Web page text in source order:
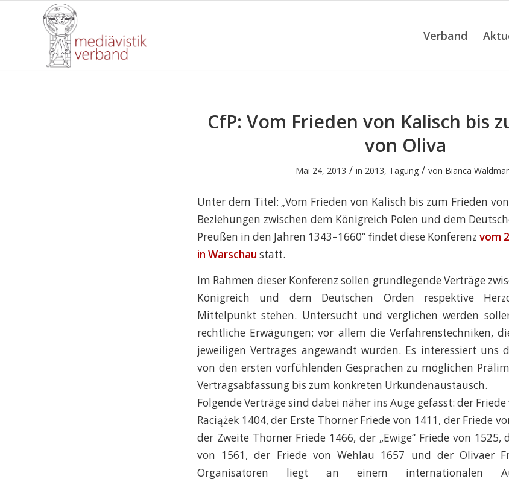
Verband
CfP: Vom Frieden von Kalisch bis
von Oliva
Mai 24, 2013 / in 2013, Tagung / von Bianca
Unter dem Titel: „Vom Frieden von Kalisch bis zum Frieden
Beziehungen zwischen dem Königreich Polen und dem
Preußen in den Jahren 1343–1660“ findet diese Konferenz vom
in Warschau statt.
Im Rahmen dieser Konferenz sollen grundlegende Verträge
Königreich und dem Deutschen Orden respektive
Mittelpunkt stehen. Untersucht und verglichen werden
rechtliche Erwägungen; vor allem die Verfahrenstechniken,
jeweiligen Vertrages angewandt wurden. Es interessiert uns
von den ersten vorfühlenden Gesprächen zu möglichen
Vertragsabfassung bis zum konkreten Urkundenaustausch.
Folgende Verträge sind dabei näher ins Auge gefasst: der
Raciążek 1404, der Erste Thorner Friede von 1411, der Friede
der Zweite Thorner Friede 1466, der „Ewige“ Friede von 1525,
von 1561, der Friede von Wehlau 1657 und der Olivaer
Organisatoren liegt an einem internationalen